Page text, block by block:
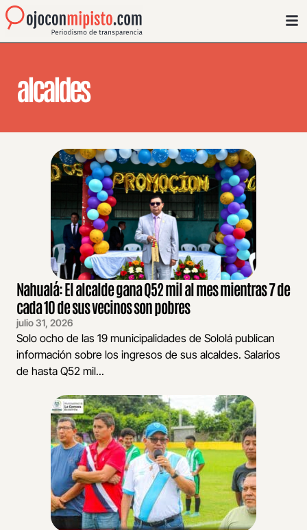
alcaldes
Nahualá: El alcalde gana Q52 mil al mes mientras 7 de
cada 10 de sus vecinos son pobres
julio 31, 2026
Solo ocho de las 19 municipalidades de Sololá publican
información sobre los ingresos de sus alcaldes. Salarios
de hasta Q52 mil...